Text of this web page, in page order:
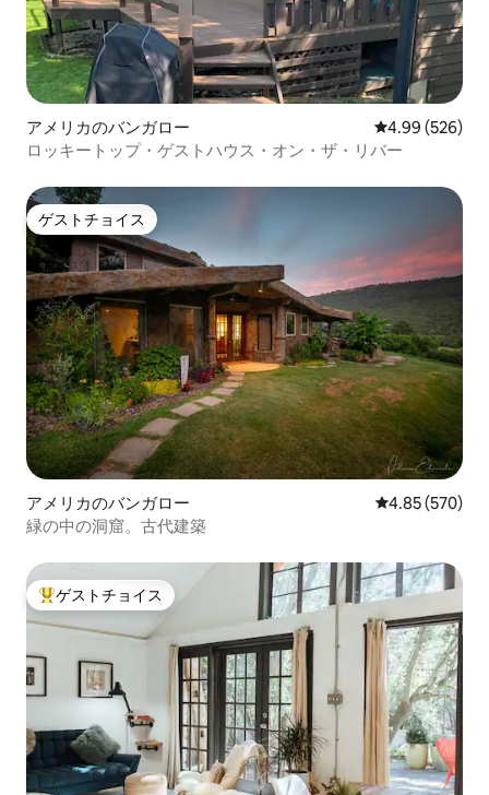
アメリカのバンガロー レビュー526
4.99 (526)
ロッキートップ・ゲストハウス・オン・ザ・リバー
ゲストチョイス
ゲストチョイス
アメリカのバンガロー レビュー570
4.85 (570)
緑の中の洞窟。古代建築
大好評のゲストチョイスです。
ゲストチョイス